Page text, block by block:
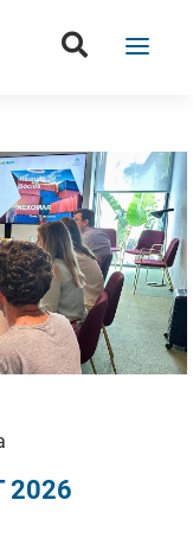
2026